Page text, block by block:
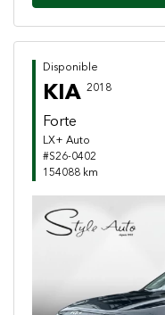
Disponible
KIA 2018
Forte
LX+ Auto
#S26-0402
154088 km